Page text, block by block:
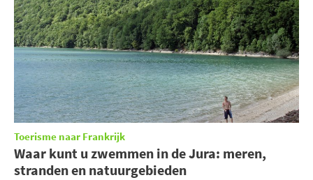
Toerisme naar Frankrijk
Waar kunt u zwemmen in de Jura: meren,
stranden en natuurgebieden